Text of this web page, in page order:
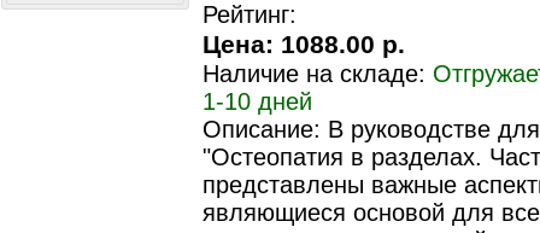
Рейтинг:
Цена: 1088.00 р.
Наличие на складе:
1-10 дней
Описание: В руководстве
"Остеопатия в разделах.
представлены важные
являющиеся основой для